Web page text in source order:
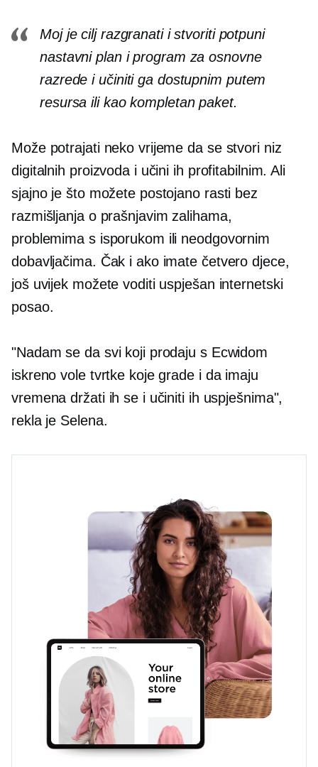
Moj je cilj razgranati i stvoriti potpuni
nastavni plan i program za osnovne
razrede i učiniti ga dostupnim putem
resursa ili kao kompletan paket.
Može potrajati neko vrijeme da se stvori niz
digitalnih proizvoda i učini ih profitabilnim. Ali
sjajno je što možete postojano rasti bez
razmišljanja o prašnjavim zalihama,
problemima s isporukom ili neodgovornim
dobavljačima. Čak i ako imate četvero djece,
još uvijek možete voditi uspješan internetski
posao.
"Nadam se da svi koji prodaju s Ecwidom
iskreno vole tvrtke koje grade i da imaju
vremena držati ih se i učiniti ih uspješnima",
rekla je Selena.